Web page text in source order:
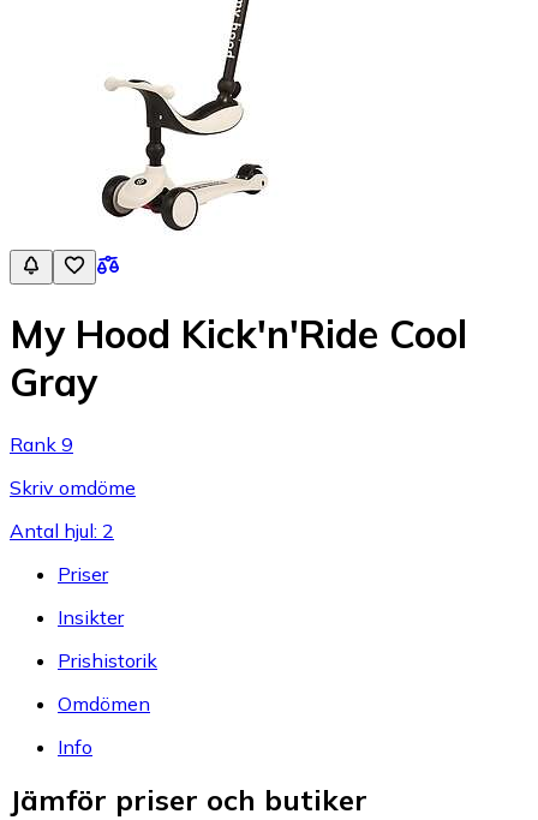
My Hood Kick'n'Ride Cool
Gray
Rank 9
Skriv omdöme
Antal hjul: 2
Priser
Insikter
Prishistorik
Omdömen
Info
Jämför priser och butiker